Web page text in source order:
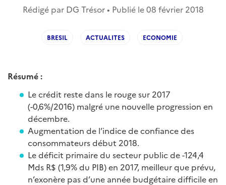
Rédigé par DG Trésor • Publié le08 février 2018
BRESIL ACTUALITES ECONOMIE
Résumé :
Le crédit reste dans le rouge sur 2017
(-0,6%/2016) malgré une nouvelle progression en
décembre.
Augmentation de l’indice de confiance des
consommateurs début 2018.
Le déficit primaire du secteur public de -124,4
Mds R$ (1,9% du PIB) en 2017, meilleur que prévu,
n’exonère pas d’une année budgétaire difficile en